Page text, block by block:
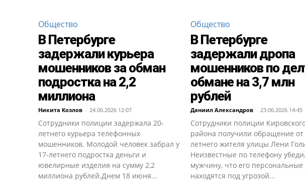
Общество
В Петербурге
задержали курьера
мошенников за обман
подростка на 2,2
миллиона
Никита Козлов - 24.06.2026 12:07
Сотрудники полиции задержала 20-
летнего курьера телефонных
мошенников. Молодой человек забрал у
17-летнего подростка деньги и
ювелирные изделия на сумму 2,2
миллиона рублей.Днем 18 июня...
Общество
В Петербурге
задержали дропа
мошенников по
обмане на 3,7 млн
рублей
Даниил Александров - 23.06.2026 14:45
Сотрудники полиции
района получили обращение от
летнего жителя улицы Лени
Неизвестные по телефону
мужчину, что его
находятся под угрозой...